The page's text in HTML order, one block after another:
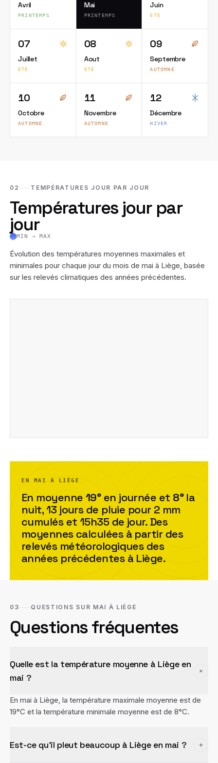
Avril
PRINTEMPS
Mai
PRINTEMPS
Juin
ÉTÉ
07
Juillet
ÉTÉ
08
Aout
ÉTÉ
09
Septembre
AUTOMNE
10
Octobre
AUTOMNE
11
Novembre
AUTOMNE
12
Décembre
HIVER
02 TEMPÉRATURES JOUR PAR JOUR
Températures jour par
jour
MIN → MAX
Évolution des températures moyennes maximales et
minimales pour chaque jour du mois de mai à Liège, basée
sur les relevés climatiques des années précédentes.
EN MAI À LIÈGE
En moyenne 19°en journée et 8°la
nuit,13joursde pluie pour 2 mm
cumulés et 15h35de jour. Des
moyennes calculées à partir des
relevés météorologiques des
années précédentes à Liège.
03 QUESTIONS SUR MAI À LIÈGE
Questions fréquentes
Quelle est la température moyenne à Liège en
mai ?
En mai à Liège, la température maximale moyenne est de
19°C et la température minimale moyenne est de 8°C.
Est-ce qu'il pleut beaucoup à Liège en mai ?